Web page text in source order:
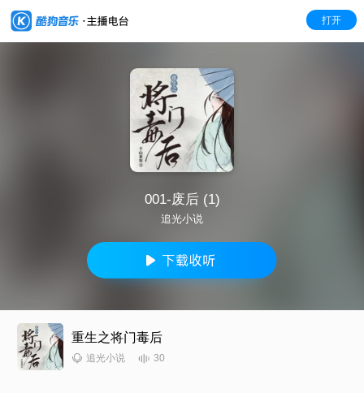
打开
001-废后 (1)
追光小说
重生之将门毒后
追光小说 30